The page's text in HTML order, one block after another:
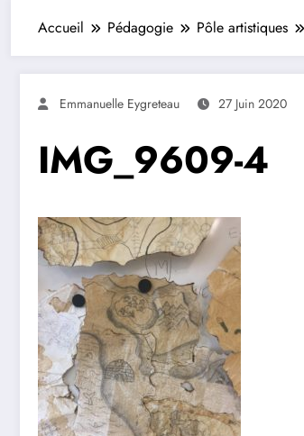
Accueil Pédagogie Pôle artistiques
Emmanuelle Eygreteau 27 Juin 2020
IMG_9609-4